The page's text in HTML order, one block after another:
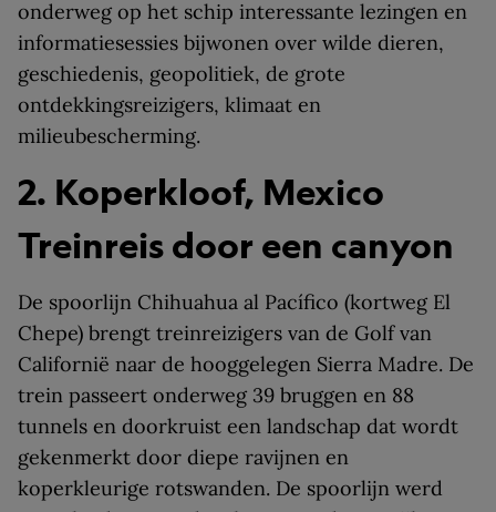
onderweg op het schip interessante lezingen en
informatiesessies bijwonen over wilde dieren,
geschiedenis, geopolitiek, de grote
ontdekkingsreizigers, klimaat en
milieubescherming.
2. Koperkloof, Mexico
Treinreis door een canyon
De spoorlijn Chihuahua al Pacífico (kortweg El
Chepe) brengt treinreizigers van de Golf van
Californië naar de hooggelegen Sierra Madre. De
trein passeert onderweg 39 bruggen en 88
tunnels en doorkruist een landschap dat wordt
gekenmerkt door diepe ravijnen en
koperkleurige rotswanden. De spoorlijn werd